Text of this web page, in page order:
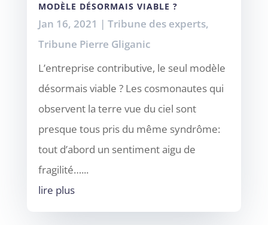
MODÈLE DÉSORMAIS VIABLE ?
Jan 16, 2021 | Tribune des experts,
Tribune Pierre Gliganic
L’entreprise contributive, le seul modèle
désormais viable ? Les cosmonautes qui
observent la terre vue du ciel sont
presque tous pris du même syndrôme:
tout d’abord un sentiment aigu de
fragilité…...
lire plus